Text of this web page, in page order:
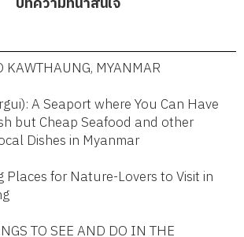
KAWTHAUNG, MYANMAR
A Seaport where You Can Have
but Cheap Seafood and other
Dishes in Myanmar​
Places for Nature-Lovers to Visit in
TO SEE AND DO IN THE